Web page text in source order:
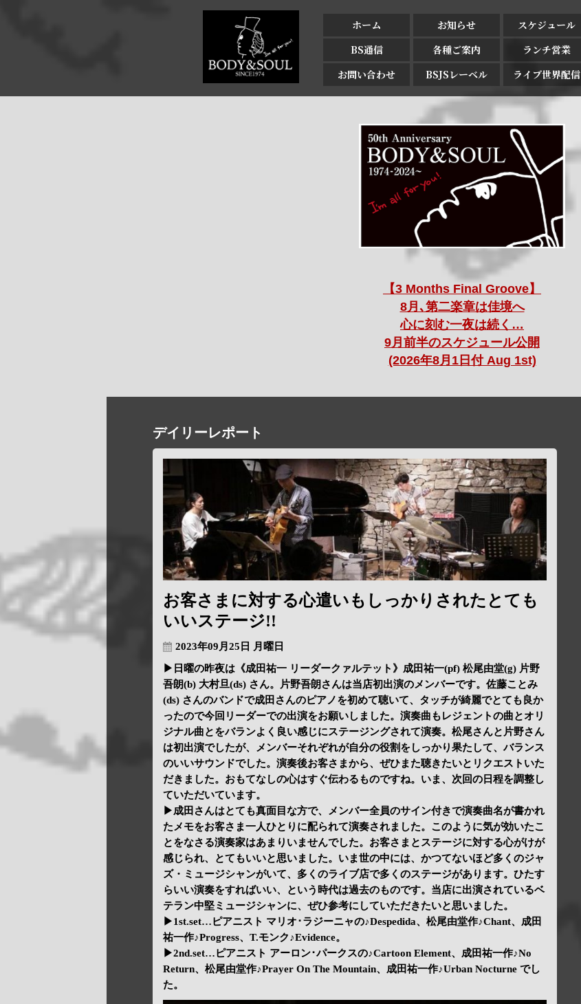
ホーム お知らせ スケジュール
BS通信
各種ご案内 ランチ営業
お問い合わせ
BSJSレーベル ライブ世界配信
【3 Months Final Groove】
8月､第二楽章は佳境へ
心に刻む一夜は続く…
9月前半のスケジュール公開
(2026年8月1日付 Aug 1st)
デイリーレポート
お客さまに対する心遣いもしっかりされたとても
いいステージ!!
2023年09月25日 月曜日
▶日曜の昨夜は《成田祐一 リーダークァルテット》成田祐一(pf) 松尾由堂(g) 片野
吾朗(b) 大村旦(ds) さん。片野吾朗さんは当店初出演のメンバーです。佐藤ことみ
(ds) さんのバンドで成田さんのピアノを初めて聴いて、タッチが綺麗でとても良か
ったので今回リーダーでの出演をお願いしました。演奏曲もレジェントの曲とオリ
ジナル曲とをバランよく良い感じにステージングされて演奏。松尾さんと片野さん
は初出演でしたが、メンバーそれぞれが自分の役割をしっかり果たして、バランス
のいいサウンドでした。演奏後お客さまから、ぜひまた聴きたいとリクエストいた
だきました。おもてなしの心はすぐ伝わるものですね。いま、次回の日程を調整し
ていただいています。
▶成田さんはとても真面目な方で、メンバー全員のサイン付きで演奏曲名が書かれ
たメモをお客さま一人ひとりに配られて演奏されました。このように気が効いたこ
とをなさる演奏家はあまりいませんでした。お客さまとステージに対する心がけが
感じられ、とてもいいと思いました。いま世の中には、かつてないほど多くのジャ
ズ・ミュージシャンがいて、多くのライブ店で多くのステージがあります。ひたす
らいい演奏をすればいい、という時代は過去のものです。当店に出演されているベ
テラン中堅ミュージシャンに、ぜひ参考にしていただきたいと思いました。
▶1st.set…ピアニスト マリオ･ラジーニャの♪Despedida、松尾由堂作♪Chant、成田
祐一作♪Progress、T.モンク♪Evidence。
▶2nd.set…ピアニスト アーロン･パークスの♪Cartoon Element、成田祐一作♪No
Return、松尾由堂作♪Prayer On The Mountain、成田祐一作♪Urban Nocturne でし
た。